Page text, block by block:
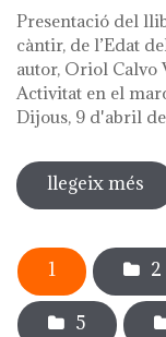
Presentació del
càntir, de l’Edat
autor, Oriol Calvo
Activitat en el
Dijous, 9 d'abril
llegeix més
Pàgines
1 2
5